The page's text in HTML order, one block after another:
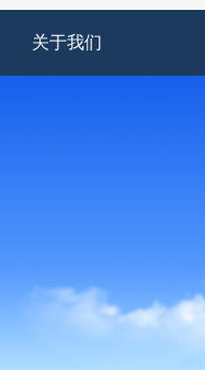
关于我们